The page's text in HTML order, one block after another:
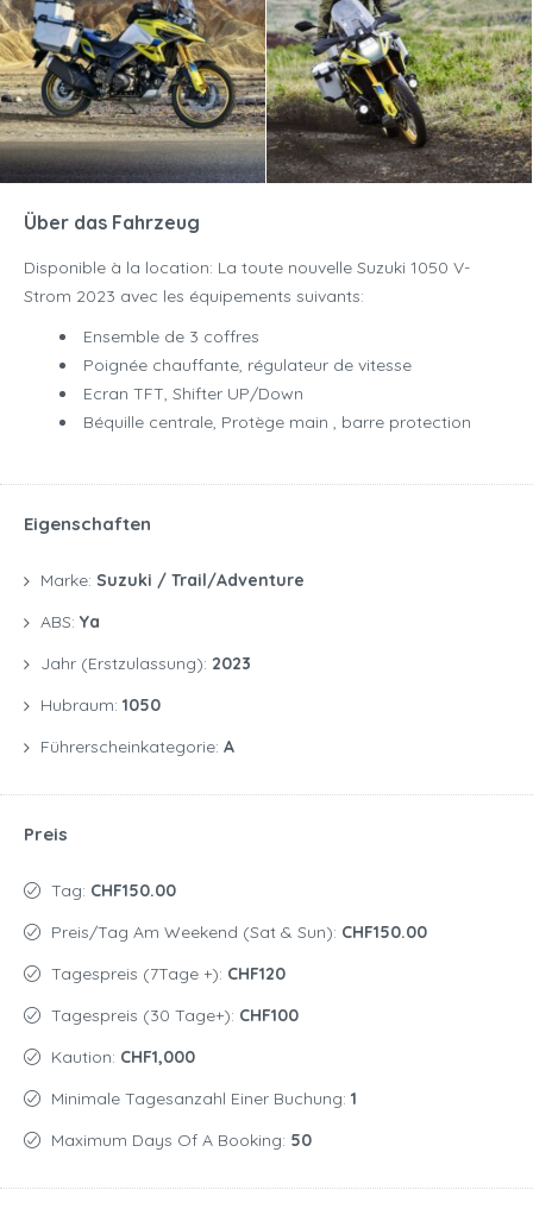
Über das Fahrzeug
Disponible à la location: La toute nouvelle Suzuki 1050 V-
Strom 2023 avec les équipements suivants:
Ensemble de 3 coffres
Poignée chauffante, régulateur de vitesse
Ecran TFT, Shifter UP/Down
Béquille centrale, Protège main , barre protection
Eigenschaften
Marke: Suzuki / Trail/Adventure
ABS: Ya
Jahr (Erstzulassung): 2023
Hubraum: 1050
Führerscheinkategorie: A
Preis
Tag: CHF150.00
Preis/Tag Am Weekend (Sat & Sun): CHF150.00
Tagespreis (7Tage +): CHF120
Tagespreis (30 Tage+): CHF100
Kaution: CHF1,000
Minimale Tagesanzahl Einer Buchung: 1
Maximum Days Of A Booking: 50